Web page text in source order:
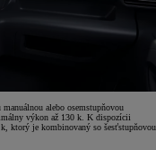
alebo osemstupňovou
výkon až 130 k. K dispozícii
ktorý je kombinovaný so šesťstupňovou